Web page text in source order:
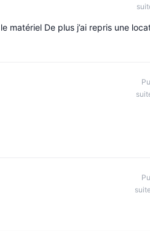
matériel De plus j’ai repris une